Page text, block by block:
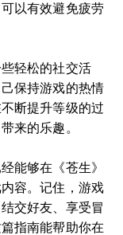
以有效避免疲劳
轻松的社交活
保持游戏的热情
断提升等级的过
来的乐趣。
能够在《苍生》
容。记住，游戏
交好友、享受冒
指南能帮助你在